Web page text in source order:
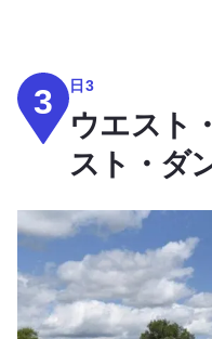
3 日3
ウエスト
スト・ダ